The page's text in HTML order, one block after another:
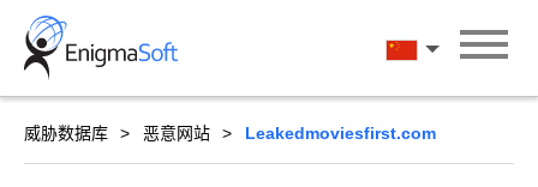
Skip
content
汉语
威胁数据库 恶意网站 Leakedmoviesfirst.com